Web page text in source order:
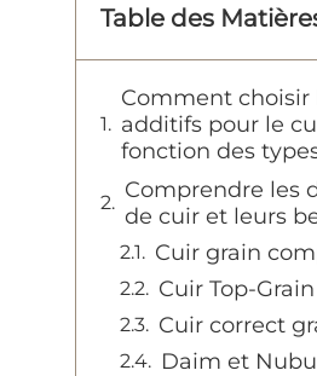
Table des
Comment choisir
additifs pour le
fonction des
Comprendre les
de cuir et leurs
Cuir grain
Cuir Top-Grain
Cuir correct
Daim et